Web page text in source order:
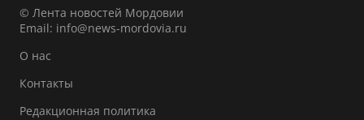
© Лента новостей Мордовии
Email: info@news-mordovia.ru
О нас
Контакты
Редакционная политика